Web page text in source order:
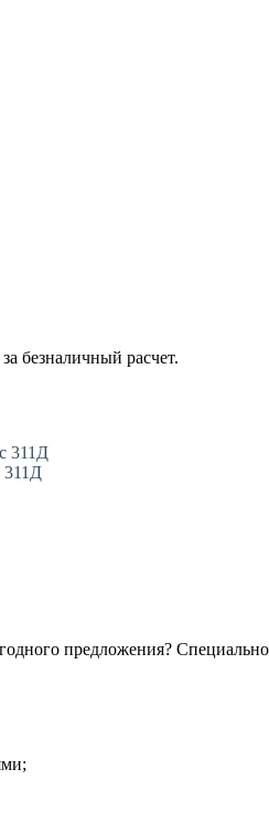
безналичный расчет.
311Д
311Д
предложения?